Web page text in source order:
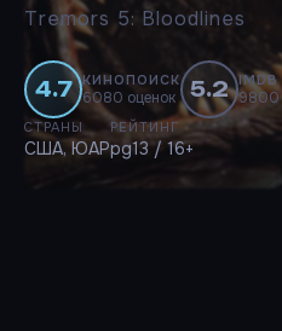
Tremors 5: Bloodlines
4.7 КИНОПОИСК
6080 оценок 5.2 IMDB
9800
СТРАНЫ
США, ЮАР
РЕЙТИНГ
pg13 / 16+